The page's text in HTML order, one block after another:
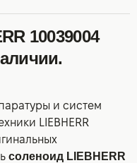
10039004
и систем
LIEBHERR
соленоид LIEBHERR